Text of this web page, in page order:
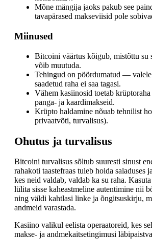
Mõne mängija jaoks pakub see
tavapärased makseviisid pole
Miinused
Bitcoini väärtus kõigub, mistõttu su
võib muutuda.
Tehingud on pöördumatud — valele
saadetud raha ei saa tagasi.
Vähem kasiinosid toetab
panga- ja kaardimakseid.
Krüpto haldamine nõuab tehnilist
privaatvõti, turvalisus).
Ohutus ja turvalisus
Bitcoini turvalisus sõltub suuresti sinust
rahakoti taastefraas tuleb hoida saladuses
kes neid valdab, valdab ka su raha.
lülita sisse kaheastmeline autentimine nii
ning väldi kahtlasi linke ja õngitsuskirju,
andmeid varastada.
Kasiino valikul eelista operaatoreid, kes
makse- ja andmekaitsetingimusi